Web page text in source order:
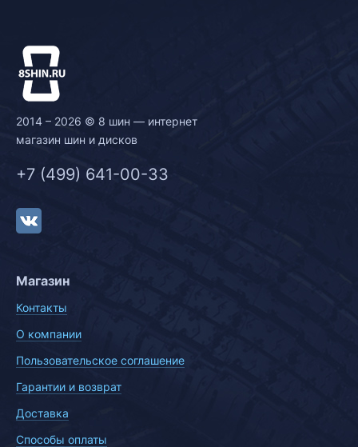
2014 – 2026 © 8 шин — интернет
магазин шин и дисков
+7 (499) 641-00-33
Магазин
Контакты
О компании
Пользовательское соглашение
Гарантии и возврат
Доставка
Способы оплаты